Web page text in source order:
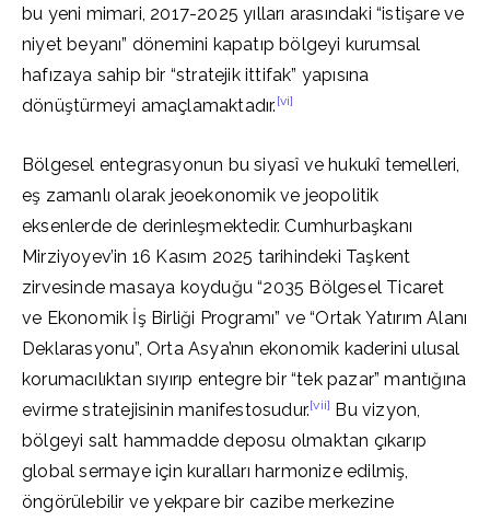
bu yeni mimari, 2017-2025 yılları arasındaki “istişare ve
niyet beyanı” dönemini kapatıp bölgeyi kurumsal
hafızaya sahip bir “stratejik ittifak” yapısına
dönüştürmeyi amaçlamaktadır. [vi]
Bölgesel entegrasyonun bu siyasî ve hukukî temelleri,
eş zamanlı olarak jeoekonomik ve jeopolitik
eksenlerde de derinleşmektedir. Cumhurbaşkanı
Mirziyoyev’in 16 Kasım 2025 tarihindeki Taşkent
zirvesinde masaya koyduğu “2035 Bölgesel Ticaret
ve Ekonomik İş Birliği Programı” ve “Ortak Yatırım Alanı
Deklarasyonu”, Orta Asya’nın ekonomik kaderini ulusal
korumacılıktan sıyırıp entegre bir “tek pazar” mantığına
evirme stratejisinin manifestosudur.[vii] Bu vizyon,
bölgeyi salt hammadde deposu olmaktan çıkarıp
global sermaye için kuralları harmonize edilmiş,
öngörülebilir ve yekpare bir cazibe merkezine